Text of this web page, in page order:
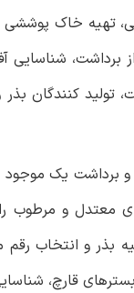
تهیه خاک
برداشت، شناسایی
تولید کنندگان
برداشت یک موجود
معتدل و مرطوب
بذر و انتخاب رقم
قارچ،